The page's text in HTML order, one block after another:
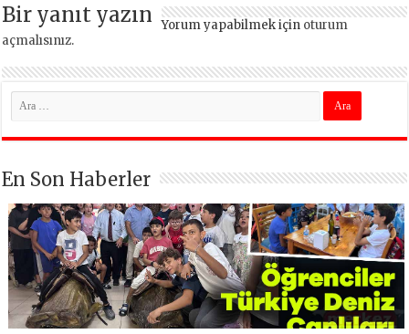
Bir yanıt yazın Yorum yapabilmek için oturum
açmalısınız.
En Son Haberler